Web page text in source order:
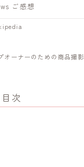
ご感想
オーナーのための商品撮影
次